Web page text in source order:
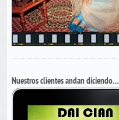
Nuestros clientes andan diciendo…